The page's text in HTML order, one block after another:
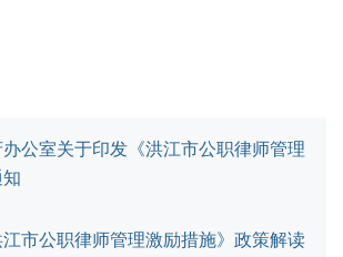
公室关于印发《洪江市公职律师管理
市公职律师管理激励措施》政策解读